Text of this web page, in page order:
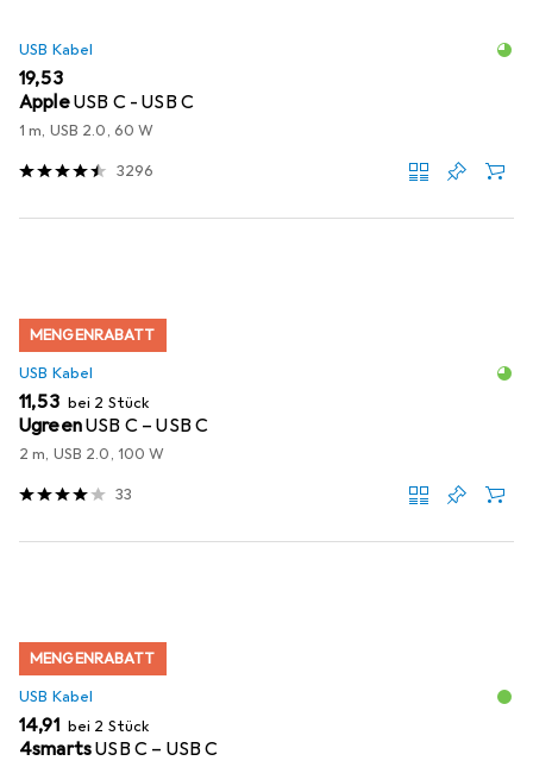
USB Kabel
EUR
19,53
AppleUSB C - USB C
1 m, USB 2.0, 60 W
3296
MENGENRABATT
USB Kabel
EUR
11,53 bei 2 Stück
UgreenUSB C – USB C
2 m, USB 2.0, 100 W
33
MENGENRABATT
USB Kabel
EUR
14,91 bei 2 Stück
4smartsUSB C – USB C